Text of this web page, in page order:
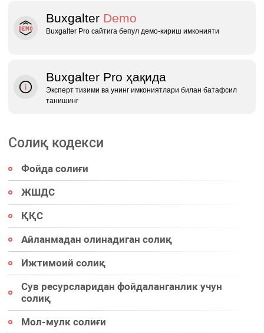
Buxgalter Demo
Buxgalter Pro сайтига бепул демо‑кириш имконияти
Buxgalter Pro ҳақида
Эксперт тизими ва унинг имкониятлари билан батафсил
танишинг
Солиқ кодекси
Фойда солиғи
ЖШДС
ҚҚС
Айланмадан олинадиган солиқ
Ижтимоий солиқ
Сув ресурсларидан фойдаланганлик учун
солиқ
Мол-мулк солиғи